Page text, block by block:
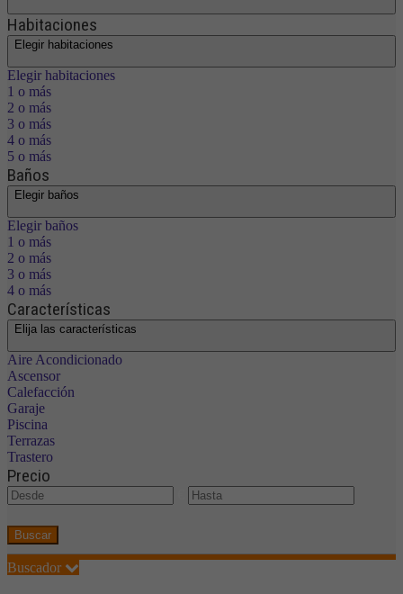
Habitaciones
Elegir habitaciones
Elegir habitaciones
1 o más
2 o más
3 o más
4 o más
5 o más
Baños
Elegir baños
Elegir baños
1 o más
2 o más
3 o más
4 o más
Características
Elija las características
Aire Acondicionado
Ascensor
Calefacción
Garaje
Piscina
Terrazas
Trastero
Precio
Buscar
Buscador